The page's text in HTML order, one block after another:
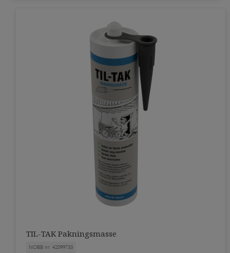
TIL-TAK Pakningsmasse
NOBB nr: 42099733